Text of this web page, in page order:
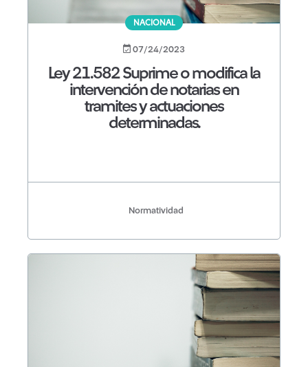
NACIONAL
07/24/2023
Ley 21.582 Suprime o modifica la
intervención de notarias en
tramites y actuaciones
determinadas.
Normatividad